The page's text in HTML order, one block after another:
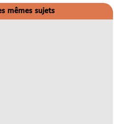
mêmes sujets